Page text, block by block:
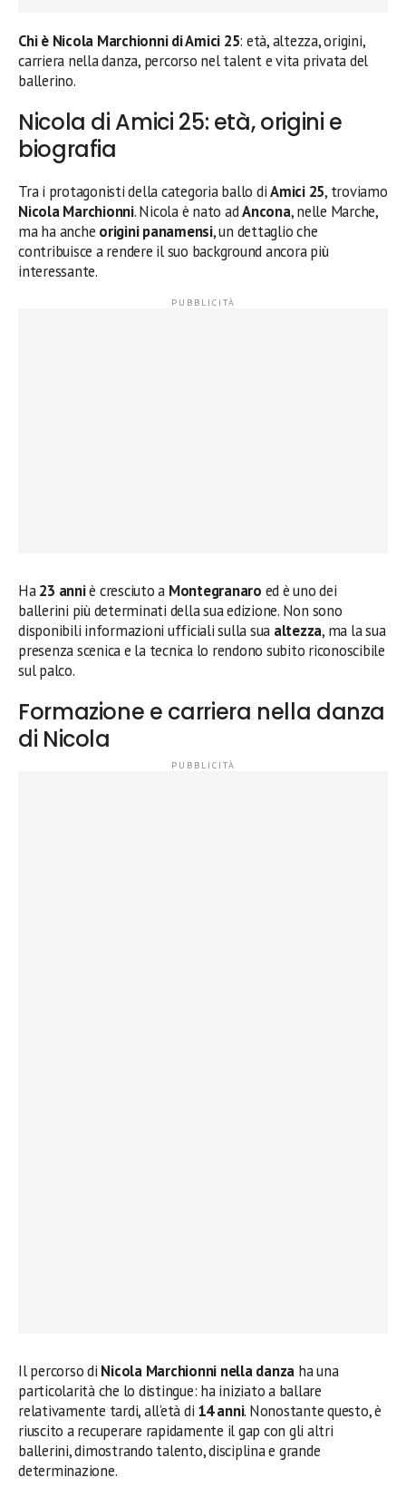
Chi è Nicola Marchionni di Amici 25: età, altezza, origini,
carriera nella danza, percorso nel talent e vita privata del
ballerino.
Nicola di Amici 25: età, origini e
biografia
Tra i protagonisti della categoria ballo diAmici 25, troviamo
Nicola Marchionni. Nicola è nato adAncona, nelle Marche,
ma ha anche origini panamensi, un dettaglio che
contribuisce a rendere il suo background ancora più
interessante.
Ha23 anniè cresciuto a Montegranaro ed è uno dei
ballerini più determinati della sua edizione. Non sono
disponibili informazioni ufficiali sulla sua altezza, ma la sua
presenza scenica e la tecnica lo rendono subito riconoscibile
sul palco.
Formazione e carriera nella danza
di Nicola
Il percorso di Nicola Marchionni nella danza ha una
particolarità che lo distingue: ha iniziato a ballare
relativamente tardi, all’età di 14 anni. Nonostante questo, è
riuscito a recuperare rapidamente il gap con gli altri
ballerini, dimostrando talento, disciplina e grande
determinazione.